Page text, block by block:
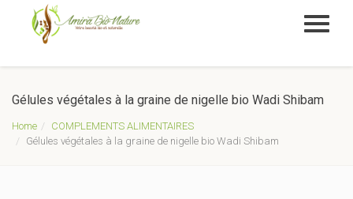
Gélules végétales à la graine de nigelle bio Wadi Shibam
Home
COMPLEMENTS ALIMENTAIRES
Gélules végétales à la graine de nigelle bio Wadi Shibam